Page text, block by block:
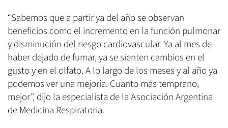
“Sabemos que a partir ya del año se observan
beneficios como el incremento en la función pulmonar
y disminución del riesgo cardiovascular. Ya al mes de
haber dejado de fumar, ya se sienten cambios en el
gusto y en el olfato. A lo largo de los meses y al año ya
podemos ver una mejoría. Cuanto más temprano,
mejor”, dijo la especialista de la Asociación Argentina
de Medicina Respiratoria.